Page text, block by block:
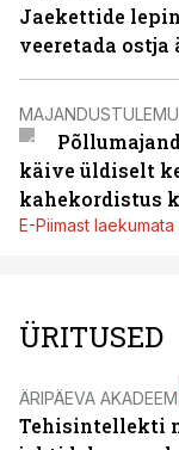
Jaekettide
veeretada
käive üldiselt
kahekordistus
E-Piimast
ÜRITUSED
ÄRIPÄEVA
Tehisintellekti